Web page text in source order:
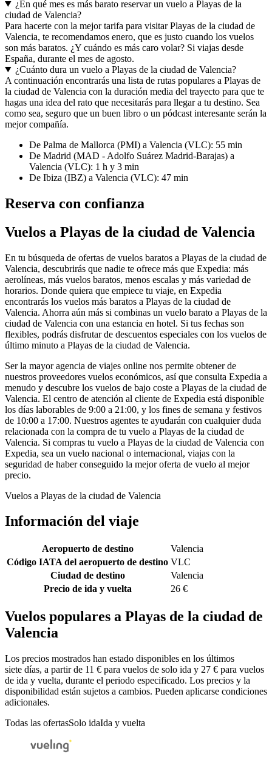
¿En qué mes es más barato reservar un vuelo a Playas de la
ciudad de Valencia?
Para hacerte con la mejor tarifa para visitar Playas de la ciudad de
Valencia, te recomendamos enero, que es justo cuando los vuelos
son más baratos. ¿Y cuándo es más caro volar? Si viajas desde
España, durante el mes de agosto.
¿Cuánto dura un vuelo a Playas de la ciudad de Valencia?
A continuación encontrarás una lista de rutas populares a Playas de
la ciudad de Valencia con la duración media del trayecto para que te
hagas una idea del rato que necesitarás para llegar a tu destino. Sea
como sea, seguro que un buen libro o un pódcast interesante serán la
mejor compañía.
De Palma de Mallorca (PMI) a Valencia (VLC): 55 min
De Madrid (MAD - Adolfo Suárez Madrid-Barajas) a
Valencia (VLC): 1 h y 3 min
De Ibiza (IBZ) a Valencia (VLC): 47 min
Reserva con confianza
Vuelos a Playas de la ciudad de Valencia
En tu búsqueda de ofertas de vuelos baratos a Playas de la ciudad de
Valencia, descubrirás que nadie te ofrece más que Expedia: más
aerolíneas, más vuelos baratos, menos escalas y más variedad de
horarios. Donde quiera que empiece tu viaje, en Expedia
encontrarás los vuelos más baratos a Playas de la ciudad de
Valencia. Ahorra aún más si combinas un vuelo barato a Playas de la
ciudad de Valencia con una estancia en hotel. Si tus fechas son
flexibles, podrás disfrutar de descuentos especiales con los vuelos de
último minuto a Playas de la ciudad de Valencia.
Ser la mayor agencia de viajes online nos permite obtener de
nuestros proveedores vuelos económicos, así que consulta Expedia a
menudo y descubre los vuelos de bajo coste a Playas de la ciudad de
Valencia. El centro de atención al cliente de Expedia está disponible
los días laborables de 9:00 a 21:00, y los fines de semana y festivos
de 10:00 a 17:00. Nuestros agentes te ayudarán con cualquier duda
relacionada con la compra de tu vuelo a Playas de la ciudad de
Valencia. Si compras tu vuelo a Playas de la ciudad de Valencia con
Expedia, sea un vuelo nacional o internacional, viajas con la
seguridad de haber conseguido la mejor oferta de vuelo al mejor
precio.
Vuelos a Playas de la ciudad de Valencia
Información del viaje
Aeropuerto de destino
Valencia
Código IATA del aeropuerto de destino VLC
Ciudad de destino
Valencia
Precio de ida y vuelta
26 €
Vuelos populares a Playas de la ciudad de
Valencia
Los precios mostrados han estado disponibles en los últimos
siete días, a partir de 11 € para vuelos de solo ida y 27 € para vuelos
de ida y vuelta, durante el periodo especificado. Los precios y la
disponibilidad están sujetos a cambios. Pueden aplicarse condiciones
adicionales.
Todas las ofertasSolo idaIda y vuelta